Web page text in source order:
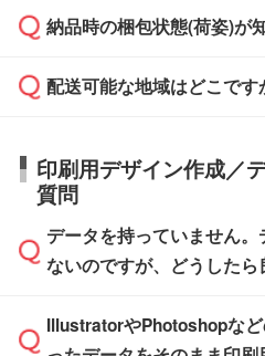
ご希望の際は担当スタッ
ください。
ご入金確認後、1～2営業
タッフまでお問い合わせ
ル」に注文予定日をご入
その締切日や出荷目安を
品が決まりましたらお早
い。
応が可能かご案内いたしま
す。>>対象商品はこちら
※最短出荷日は商品によっ
品ページにてご確認くだ
ご入金確認後に在庫を確
はできかねますので予め
納品時の梱包状態(荷姿)が
商品によって異なります
す。(白箱、化粧箱、ブリ
【袋入り】 商品がひとつ
す。(透明袋、デザイン袋
【個包装なし】 個包装が
※化粧箱から白箱への入
箱の作成は原則承ってお
配送可能な地域はどこです
日本全国へお届けが可能
直接納品は行っておりま
ださい。
印刷用デザイン作成／
質問
データを持っていません
ないのですが、どうしたら
無料の「デザインシミュ
IllustratorやPhotoshopな